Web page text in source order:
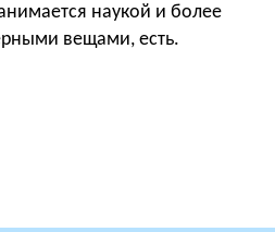
наукой и более
вещами, есть.